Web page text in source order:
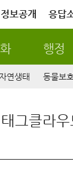
정보공개 응답
행정
연생태 동물보호
그클라우